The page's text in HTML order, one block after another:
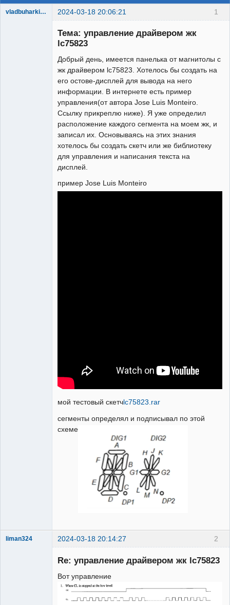
1
vladbuharkin20 2024-03-18 20:06:21
Тема: управление драйвером жк
lc75823
Добрый день, имеется панелька от магнитолы с
жк драйвером lc75823. Хотелось бы создать на
его остове-дисплей для вывода на него
информации. В интернете есть пример
управления(от автора Jose Luis Monteiro.
Ссылку прикреплю ниже). Я уже определил
расположение каждого сегмента на моем жк, и
записал их. Основываясь на этих знания
хотелось бы создать скетч или же библиотеку
для управления и написания текста на
дисплей.
пример Jose Luis Monteiro
мой тестовый скетчlc75823.rar
сегменты определял и подписывал по этой
схеме
2
liman324 2024-03-18 20:14:27
Re: управление драйвером жк lc75823
Вот управление